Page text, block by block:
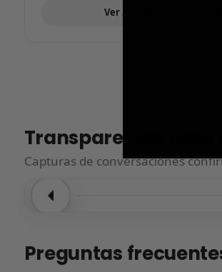
Ver 3 reseñas más de Javier
Transparencia total
Capturas de conversaciones
Preguntas